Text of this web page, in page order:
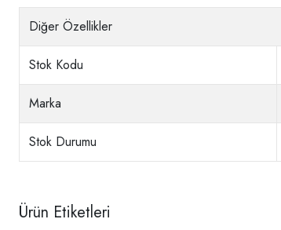
Diğer Özellikler
Stok Kodu
Marka
Stok Durumu
Ürün Etiketleri